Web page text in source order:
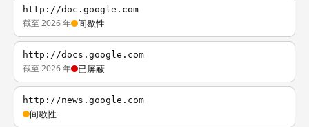
http://doc.google.com
截至 2026 年 间歇性
http://docs.google.com
截至 2026 年 已屏蔽
http://news.google.com
间歇性